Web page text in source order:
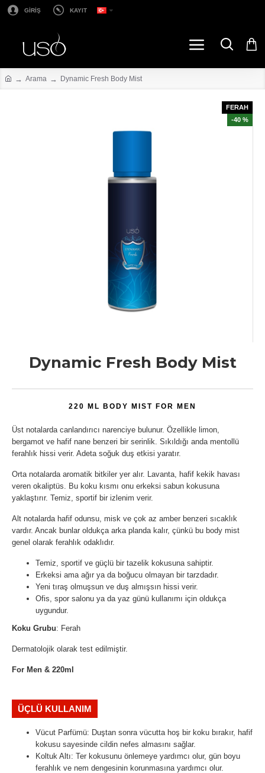
GİRİŞ KAYIT
Arama Dynamic Fresh Body Mist
FERAH
-40 %
Dynamic Fresh Body Mist
Üst notalarda canlandırıcı narenciye bulunur. Özellikle limon,
bergamot ve hafif nane benzeri bir serinlik. Sıkıldığı anda mentollü
ferahlık hissi verir. Adeta soğuk duş etkisi yaratır.
Orta notalarda aromatik bitkiler yer alır. Lavanta, hafif kekik havası
veren okaliptüs. Bu koku kısmı onu erkeksi sabun kokusuna
yaklaştırır. Temiz, sportif bir izlenim verir.
Alt notalarda hafif odunsu, misk ve çok az amber benzeri sıcaklık
vardır. Ancak bunlar oldukça arka planda kalır, çünkü bu body mist
genel olarak ferahlık odaklıdır.
Temiz, sportif ve güçlü bir tazelik kokusuna sahiptir.
Erkeksi ama ağır ya da boğucu olmayan bir tarzdadır.
Yeni tıraş olmuşsun ve duş almışsın hissi verir.
Ofis, spor salonu ya da yaz günü kullanımı için oldukça
uygundur.
Koku Grubu: Ferah
Dermatolojik olarak test edilmiştir.
For Men & 220ml
ÜÇLÜ KULLANIM
Vücut Parfümü: Duştan sonra vücutta hoş bir koku bırakır, hafif
kokusu sayesinde cildin nefes almasını sağlar.
Koltuk Altı: Ter kokusunu önlemeye yardımcı olur, gün boyu
ferahlık ve nem dengesinin korunmasına yardımcı olur.
220 ML BODY MIST FOR MEN